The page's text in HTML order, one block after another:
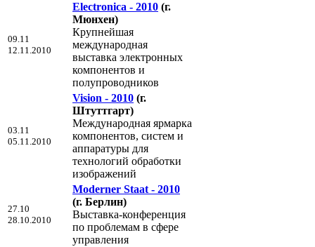
09.11
12.11.2010
Electronica - 2010 (г.
Мюнхен)
Крупнейшая
международная
выставка электронных
компонентов и
полупроводников
03.11
05.11.2010
Vision - 2010 (г.
Штуттгарт)
Международная ярмарка
компонентов, систем и
аппаратуры для
технологий обработки
изображений
27.10
28.10.2010
Moderner Staat - 2010
(г. Берлин)
Выставка-конференция
по проблемам в сфере
управления